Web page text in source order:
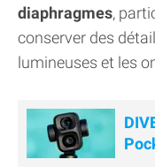
diaphragmes,
conserver des
lumineuses et les